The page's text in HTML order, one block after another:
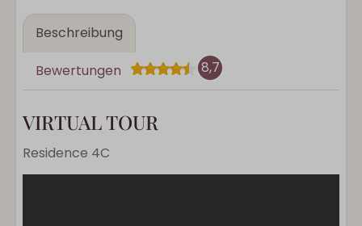
Beschreibung
Bewertungen 8,7
VIRTUAL TOUR
Residence 4C